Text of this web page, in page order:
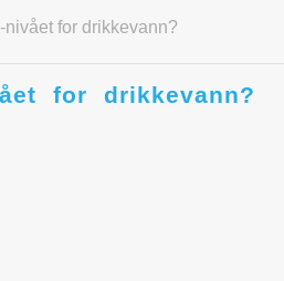
nivået for drikkevann?
for drikkevann?